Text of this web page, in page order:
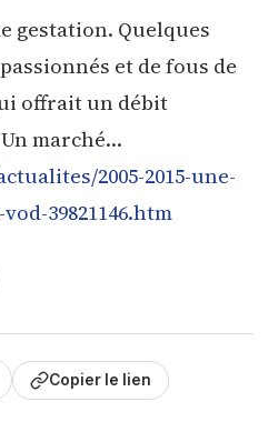
gestation. Quelques
et de fous de
offrait un débit
marché…
2005-2015-une-
39821146.htm
Copier le lien